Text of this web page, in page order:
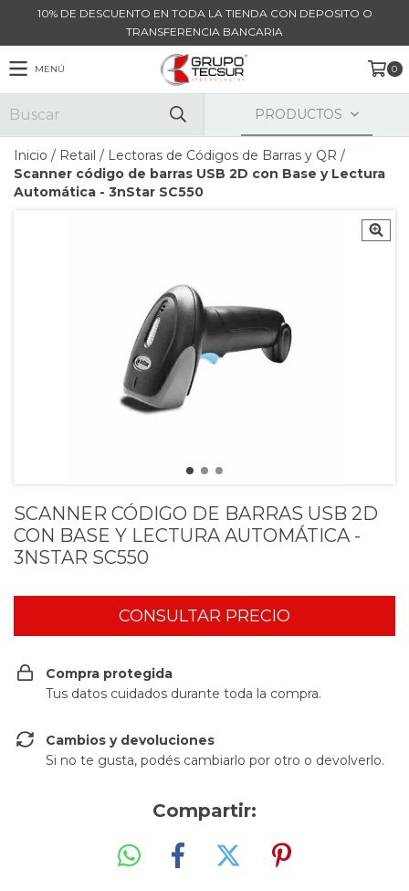
10% DE DESCUENTO EN TODA LA TIENDA CON DEPOSITO O
TRANSFERENCIA BANCARIA
MENÚ 0
PRODUCTOS
Inicio / Retail / Lectoras de Códigos de Barras y QR /
Scanner código de barras USB 2D con Base y Lectura
Automática - 3nStar SC550
SCANNER CÓDIGO DE BARRAS USB 2D
CON BASE Y LECTURA AUTOMÁTICA -
3NSTAR SC550
Compra protegida
Tus datos cuidados durante toda la compra.
Cambios y devoluciones
Si no te gusta, podés cambiarlo por otro o devolverlo.
Compartir: